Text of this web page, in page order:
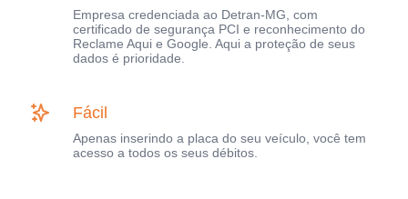
Empresa credenciada ao Detran-MG, com
certificado de segurança PCI e reconhecimento do
Reclame Aqui e Google. Aqui a proteção de seus
dados é prioridade.
Fácil
Apenas inserindo a placa do seu veículo, você tem
acesso a todos os seus débitos.